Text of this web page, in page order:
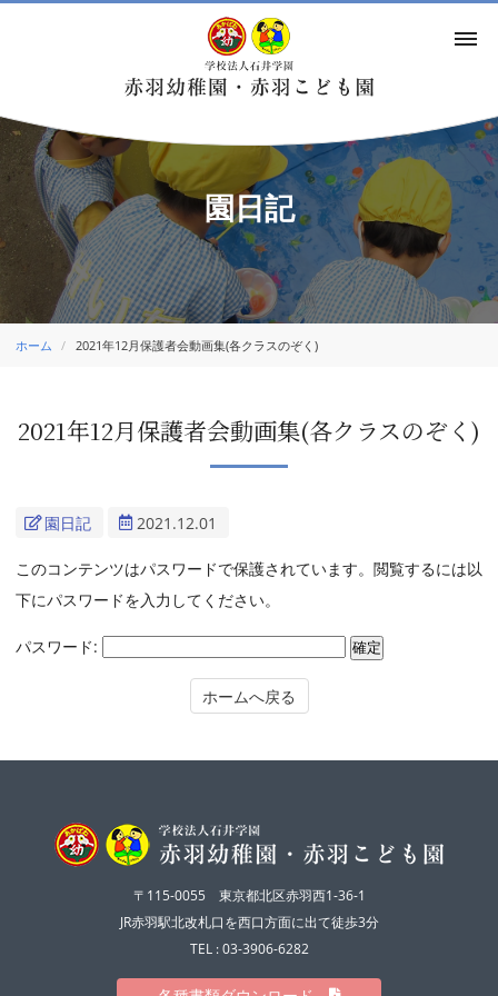
園日記
ホーム 2021年12月保護者会動画集(各クラスのぞく)
2021年12月保護者会動画集(各クラスのぞく)
園日記 2021.12.01
このコンテンツはパスワードで保護されています。閲覧するには以
下にパスワードを入力してください。
パスワード:
ホームへ戻る
〒115-0055 東京都北区赤羽西1-36-1
JR赤羽駅北改札口を西口方面に出て徒歩3分
TEL : 03-3906-6282